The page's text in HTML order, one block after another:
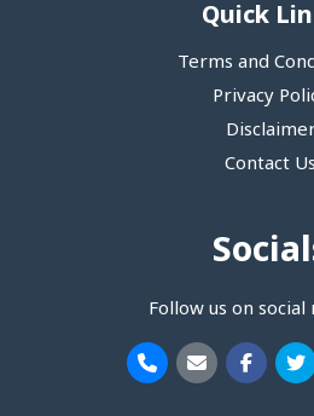
Quick
Terms and
Privacy
Contact Us
Follow us on